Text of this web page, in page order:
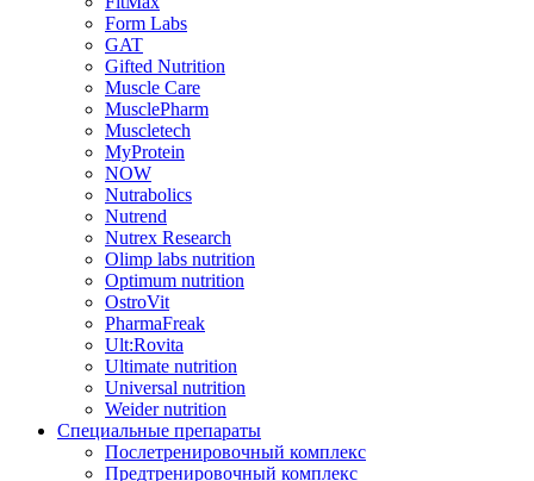
Form Labs
GAT
Gifted Nutrition
Muscle Care
MusclePharm
Muscletech
MyProtein
NOW
Nutrabolics
Nutrend
Nutrex Research
Olimp labs nutrition
Optimum nutrition
OstroVit
PharmaFreak
Ult:Rovita
Ultimate nutrition
Universal nutrition
Weider nutrition
Специальные препараты
Послетренировочный комплекс
Предтренировочный комплекс